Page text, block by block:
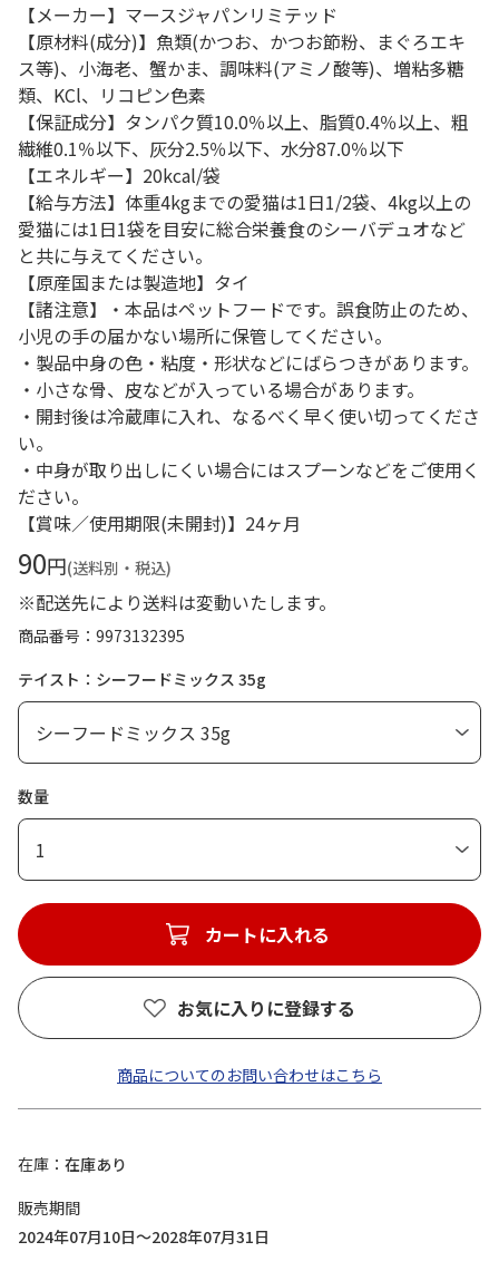
【メーカー】マースジャパンリミテッド
【原材料(成分)】魚類(かつお、かつお節粉、まぐろエキ
ス等)、小海老、蟹かま、調味料(アミノ酸等)、増粘多糖
類、KCl、リコピン色素
【保証成分】タンパク質10.0％以上、脂質0.4％以上、粗
繊維0.1％以下、灰分2.5％以下、水分87.0％以下
【エネルギー】20kcal/袋
【給与方法】体重4kgまでの愛猫は1日1/2袋、4kg以上の
愛猫には1日1袋を目安に総合栄養食のシーバデュオなど
と共に与えてください。
【原産国または製造地】タイ
【諸注意】・本品はペットフードです。誤食防止のため、
小児の手の届かない場所に保管してください。
・製品中身の色・粘度・形状などにばらつきがあります。
・小さな骨、皮などが入っている場合があります。
・開封後は冷蔵庫に入れ、なるべく早く使い切ってくださ
い。
・中身が取り出しにくい場合にはスプーンなどをご使用く
ださい。
【賞味／使用期限(未開封)】24ヶ月
90円(送料別・税込)
※配送先により送料は変動いたします。
商品番号
9973132395
テイスト：シーフードミックス 35g
数量
1
カートに入れる
お気に入りに登録する
商品についてのお問い合わせはこちら
在庫
在庫あり
販売期間
2024年07月10日～2028年07月31日